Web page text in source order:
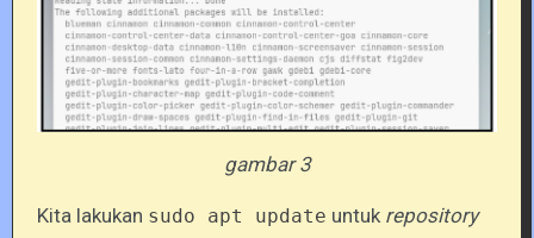
gambar 3
Kita lakukan sudo apt update untuk repository